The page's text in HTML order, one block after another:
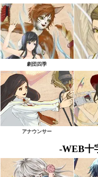
劇団四季
アナウンサー
-WEB十